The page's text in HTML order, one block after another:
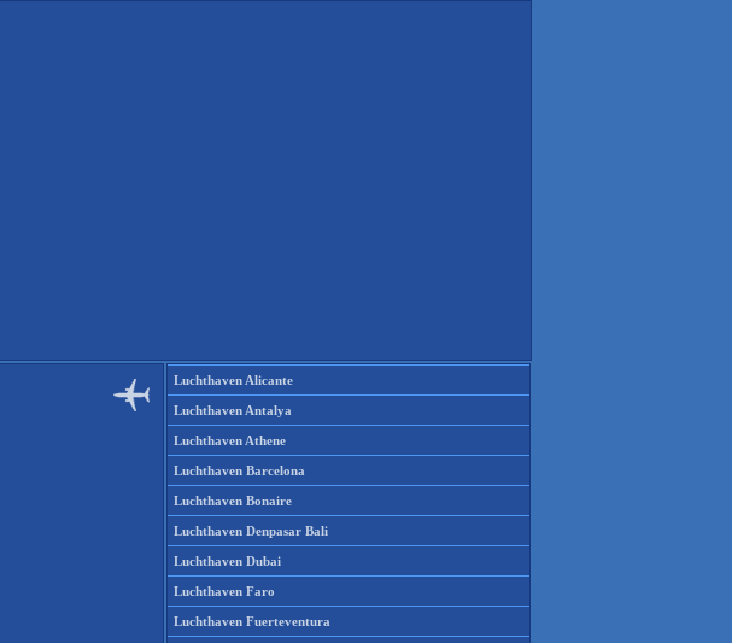
Luchthaven Alicante
Luchthaven Antalya
Luchthaven Athene
Luchthaven Barcelona
Luchthaven Bonaire
Luchthaven Denpasar Bali
Luchthaven Dubai
Luchthaven Faro
Luchthaven Fuerteventura